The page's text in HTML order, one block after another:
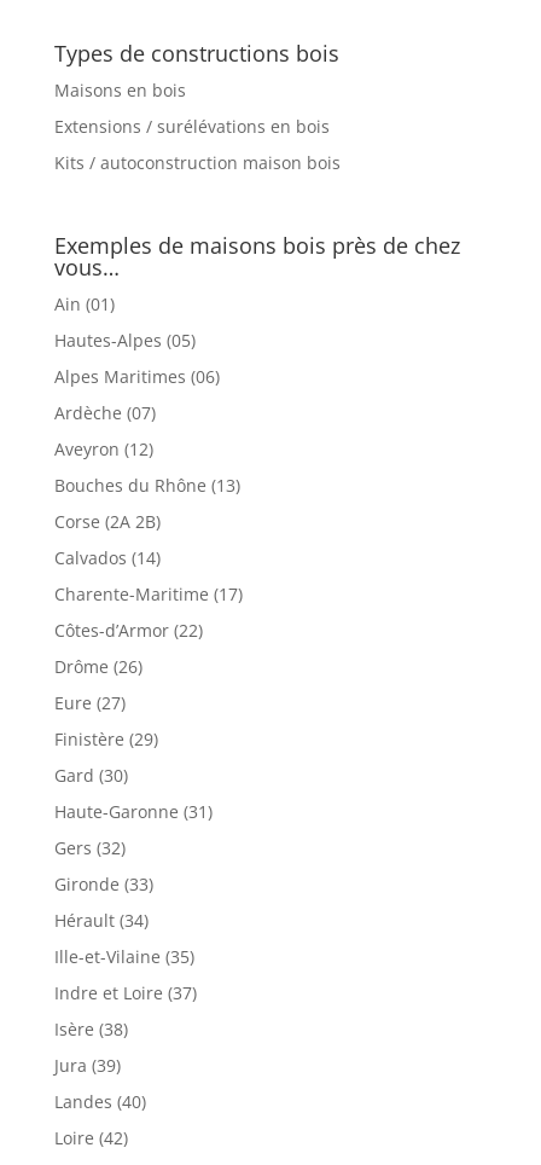
Types de constructions bois
Maisons en bois
Extensions / surélévations en bois
Kits / autoconstruction maison bois
Exemples de maisons bois près de chez
vous…
Ain (01)
Hautes-Alpes (05)
Alpes Maritimes (06)
Ardèche (07)
Aveyron (12)
Bouches du Rhône (13)
Corse (2A 2B)
Calvados (14)
Charente-Maritime (17)
Côtes-d’Armor (22)
Drôme (26)
Eure (27)
Finistère (29)
Gard (30)
Haute-Garonne (31)
Gers (32)
Gironde (33)
Hérault (34)
Ille-et-Vilaine (35)
Indre et Loire (37)
Isère (38)
Jura (39)
Landes (40)
Loire (42)